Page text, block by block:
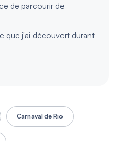
de parcourir de
que j'ai découvert durant
Carnaval de Rio